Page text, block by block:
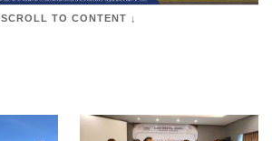
SCROLL TO CONTENT ↓